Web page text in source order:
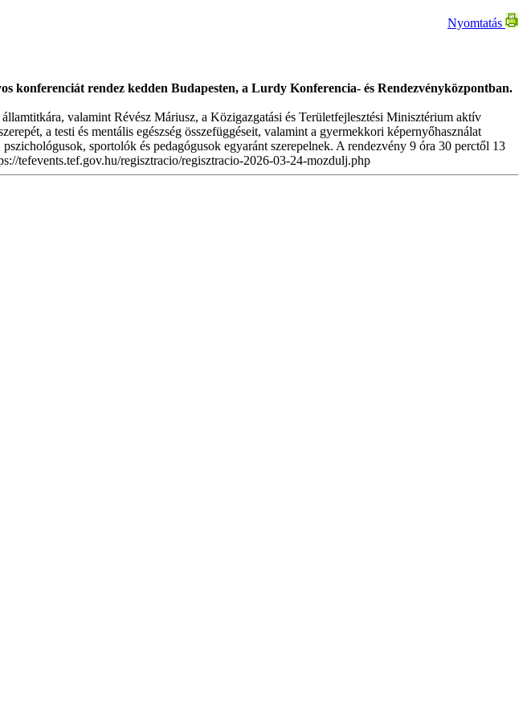
Nyomtatás
konferenciát rendez kedden Budapesten, a Lurdy Konferencia- és Rendezvényközpontban.
valamint Révész Máriusz, a Közigazgatási és Területfejlesztési Minisztérium aktív
a testi és mentális egészség összefüggéseit, valamint a gyermekkori képernyőhasználat
sportolók és pedagógusok egyaránt szerepelnek. A rendezvény 9 óra 30 perctől 13
tefevents.tef.gov.hu/regisztracio/regisztracio-2026-03-24-mozdulj.php